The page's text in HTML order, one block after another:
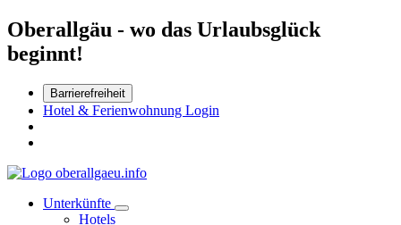
Oberallgäu - wo das Urlaubsglück
beginnt!
Barrierefreiheit
Hotel & Ferienwohnung Login
Unterkünfte
Hotels